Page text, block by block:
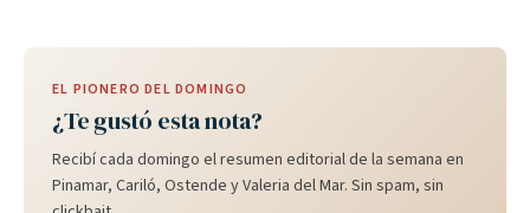
EL PIONERO DEL DOMINGO
¿Te gustó esta nota?
Recibí cada domingo el resumen editorial de la semana en
Pinamar, Cariló, Ostende y Valeria del Mar. Sin spam, sin